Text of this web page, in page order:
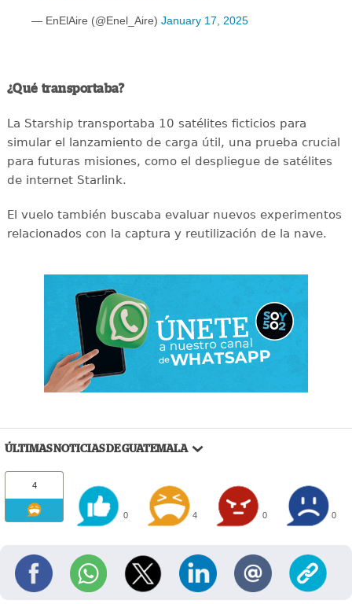
— EnElAire (@Enel_Aire) January 17, 2025
¿Qué transportaba?
La Starship transportaba 10 satélites ficticios para
simular el lanzamiento de carga útil, una prueba crucial
para futuras misiones, como el despliegue de satélites
de internet Starlink.
El vuelo también buscaba evaluar nuevos experimentos
relacionados con la captura y reutilización de la nave.
ÚLTIMAS NOTICIAS DE GUATEMALA
4
0 4 0 0